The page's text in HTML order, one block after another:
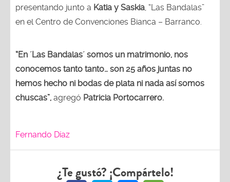
presentando junto a Katia y Saskia, “Las Bandalas”
en el Centro de Convenciones Bianca – Barranco.
“En ´Las Bandalas´ somos un matrimonio, nos
conocemos tanto tanto… son 25 años juntas no
hemos hecho ni bodas de plata ni nada así somos
chuscas”, agregó Patricia Portocarrero.
Fernando Díaz
¿Te gustó? ¡Compártelo!